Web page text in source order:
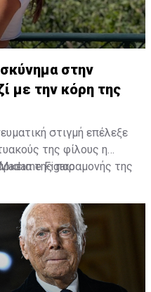
στην
με την κόρη της
στιγμή επέλεξε
της φίλους η
της παραμονής της
Αθηνά, σε ένα
είχε ξεχωριστή
Figaro